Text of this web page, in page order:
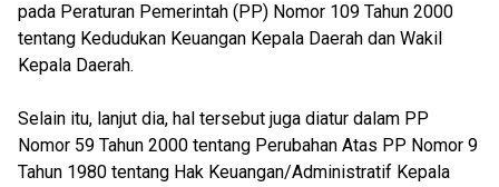
pada Peraturan Pemerintah (PP) Nomor 109 Tahun 2000
tentang Kedudukan Keuangan Kepala Daerah dan Wakil
Kepala Daerah.
Selain itu, lanjut dia, hal tersebut juga diatur dalam PP
Nomor 59 Tahun 2000 tentang Perubahan Atas PP Nomor 9
Tahun 1980 tentang Hak Keuangan/Administratif Kepala